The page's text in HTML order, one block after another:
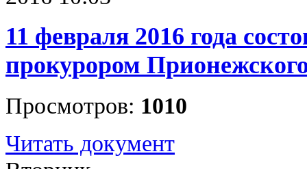
11 февраля 2016 года
прокурором
Просмотров: 1010
Читать документ